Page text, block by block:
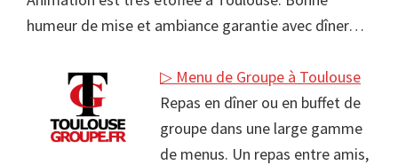
humeur de mise et ambiance garantie avec dîner…
▷ Menu de Groupe à Toulouse
Repas en dîner ou en buffet de
groupe dans une large gamme
de menus. Un repas entre amis,